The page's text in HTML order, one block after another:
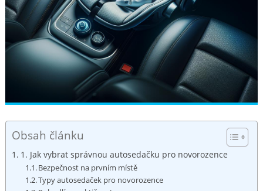
Obsah článku
1. Jak vybrat správnou autosedačku pro novorozence
Bezpečnost na prvním místě
Typy autosedaček pro novorozence